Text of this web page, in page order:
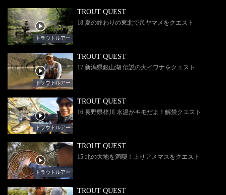
トラウトルアー
TROUT QUEST
18 夏の終わりの東北で尺ヤマメをクエスト
トラウトルアー
TROUT QUEST
17 新潟県銀山湖 伝説の大イワナをクエスト
トラウトルアー
TROUT QUEST
16 長野県梓川 水温がキモだよ！解禁クエスト
トラウトルアー
TROUT QUEST
15 北の大地を満喫！上りアメマスをクエスト
TROUT QUEST